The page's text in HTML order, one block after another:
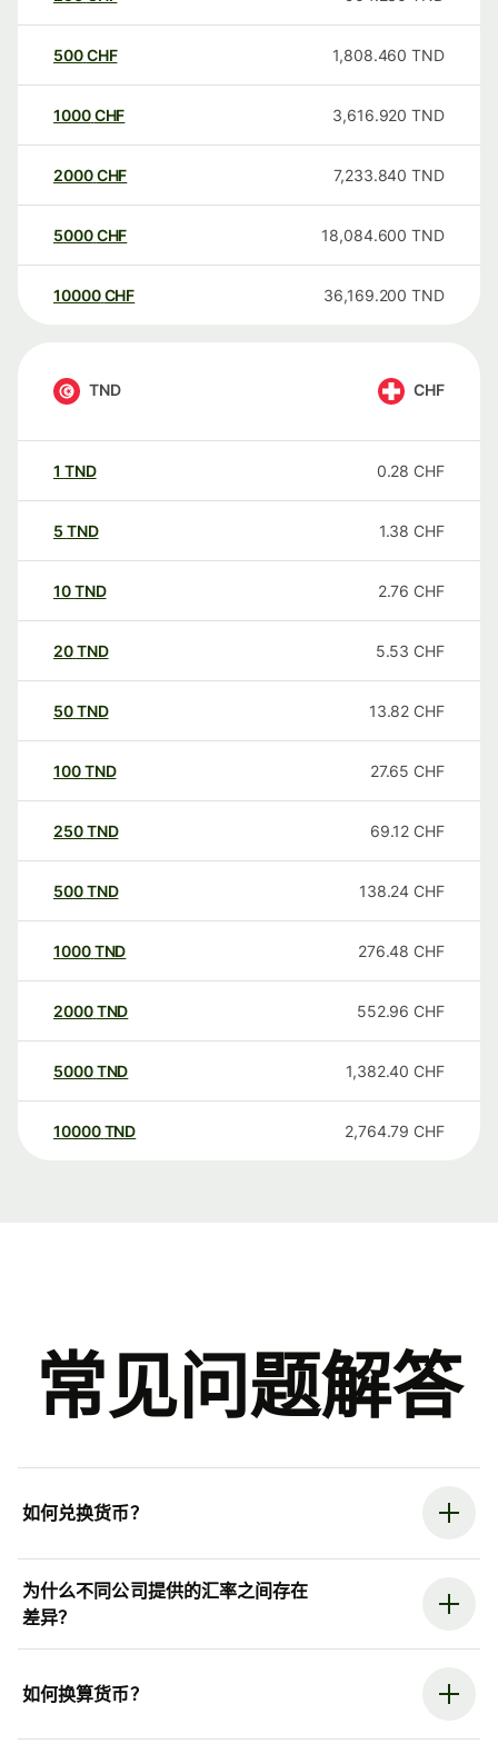
500CHF 1,808.460 TND
1000CHF 3,616.920 TND
2000CHF 7,233.840 TND
5000CHF 18,084.600 TND
10000 CHF 36,169.200 TND
TND CHF
1 TND 0.28 CHF
5 TND 1.38 CHF
10TND 2.76 CHF
20TND 5.53 CHF
50TND 13.82 CHF
100TND 27.65 CHF
250TND 69.12 CHF
500TND 138.24 CHF
1000TND 276.48 CHF
2000TND 552.96 CHF
5000TND 1,382.40 CHF
10000 TND 2,764.79 CHF
常见问题解答
如何兑换货币？
为什么不同公司提供的汇率之间存在
差异？
如何换算货币？